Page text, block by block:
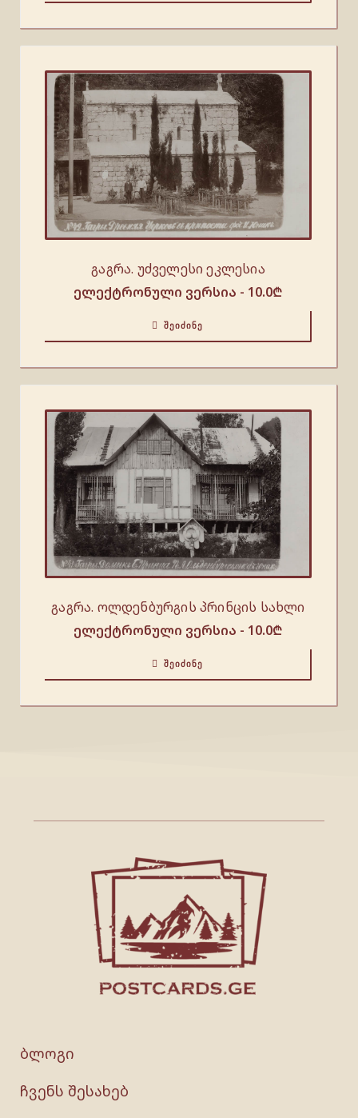
გაგრა. უძველესი ეკლესია
ელექტრონული ვერსია - 10.0₾
ᲨᲔᲘᲫᲘᲜᲔ
გაგრა. ოლდენბურგის პრინცის სახლი
ელექტრონული ვერსია - 10.0₾
ᲨᲔᲘᲫᲘᲜᲔ
ბლოგი
ჩვენს შესახებ